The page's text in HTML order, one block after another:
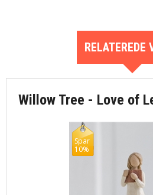
RELATEREDE
Willow Tree - Love of
Spar
10%